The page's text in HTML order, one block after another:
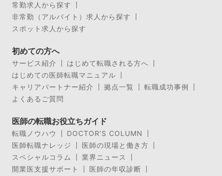
常勤求人から探す
非常勤（アルバイト）求人から探す
スポット求人から探す
初めての方へ
サービス紹介
はじめて転職される方へ
はじめての医師転職マニュアル
キャリアパートナー紹介
拠点一覧
転職成功事例
よくあるご質問
医師の転職お役立ちガイド
転職ノウハウ
DOCTOR’S COLUMN
医師転職ナレッジ
医師の現場と働き方
スペシャルコラム
業界ニュース
開業医支援サポート
医師の年収診断